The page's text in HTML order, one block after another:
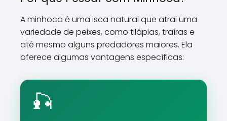
A minhoca é uma isca natural que atrai uma
variedade de peixes, como tilápias, traíras e
até mesmo alguns predadores maiores. Ela
oferece algumas vantagens específicas:
🎣